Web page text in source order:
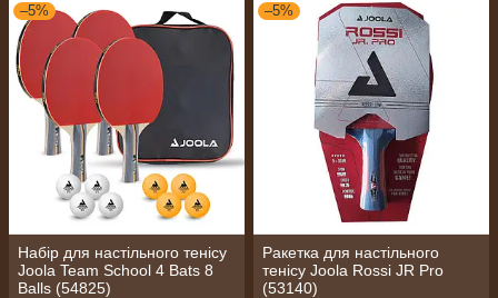
–5%
Набір для настільного тенісу
Joola Team School 4 Bats 8
Balls (54825)
–5%
Ракетка для настільного
тенісу Joola Rossi JR Pro
(53140)